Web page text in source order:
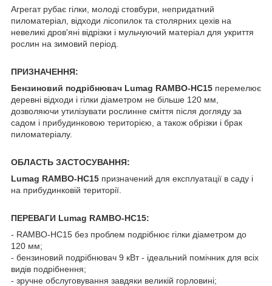
Агрегат рубає гілки, молоді стовбури, непридатний
пиломатеріал, відходи лісопилок та столярних цехів на
невеликі дров'яні відрізки і мульчуючий матеріал для укриття
рослин на зимовий період.
ПРИЗНАЧЕННЯ:
Бензиновий подрібнювач Lumag RAMBO-HC15 перемелює
деревні відходи і гілки діаметром не більше 120 мм,
дозволяючи утилізувати рослинне сміття після догляду за
садом і прибудинковою територією, а також обрізки і брак
пиломатеріалу.
ОБЛАСТЬ ЗАСТОСУВАННЯ:
Lumag RAMBO-HC15 призначений для експлуатації в саду і
на прибудинковій території.
ПЕРЕВАГИ Lumag RAMBO-HC15:
- RAMBO-HC15 без проблем подрібнює гілки діаметром до
120 мм;
- бензиновий подрібнювач 9 кВт - ідеальний помічник для всіх
видів подрібнення;
- зручне обслуговування завдяки великій горловині;